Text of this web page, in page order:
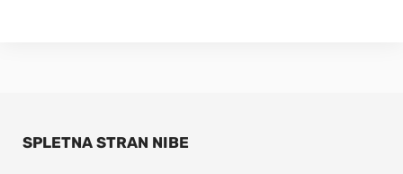
SPLETNA STRAN NIBE